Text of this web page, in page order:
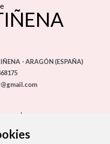
- ARAGÓN (ESPAÑA)
COOKIES